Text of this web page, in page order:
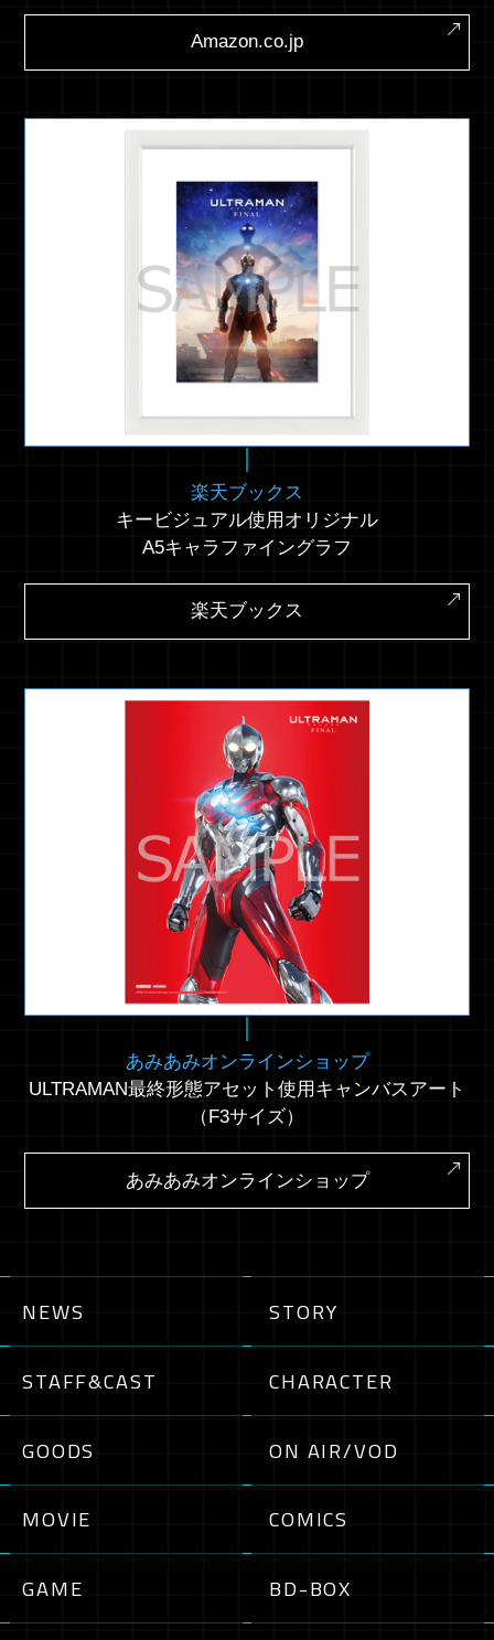
Amazon.co.jp
楽天ブックス
キービジュアル使用オリジナル
A5キャラファイングラフ
楽天ブックス
あみあみオンラインショップ
ULTRAMAN最終形態アセット使用キャンバスアート
（F3サイズ）
あみあみオンラインショップ
NEWS STORY
STAFF&CAST CHARACTER
GOODS ON AIR/VOD
MOVIE COMICS
GAME BD-BOX